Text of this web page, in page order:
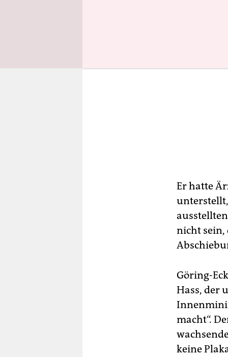
Er hatte
nicht sein,
Göring-
Hass, der
macht“.
keine